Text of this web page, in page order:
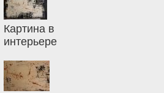
Картина в
интерьере